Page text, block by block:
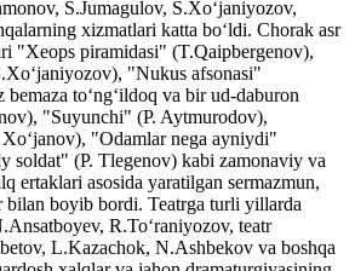
S.Jumagulov, S.Xoʻjaniyozov,
xizmatlari katta boʻldi. Chorak asr
"Xeops piramidasi" (T.Qaipbergenov),
"Nukus afsonasi"
toʻngʻildoq va bir ud-daburon
"Suyunchi" (P. Aytmurodov),
"Odamlar nega ayniydi"
soldat" (P. Tlegenov) kabi zamonaviy va
ertaklari asosida yaratilgan sermazmun,
bilan boyib bordi. Teatrga turli yillarda
R.Toʻraniyozov, teatr
L.Kazachok, N.Ashbekov va boshqa